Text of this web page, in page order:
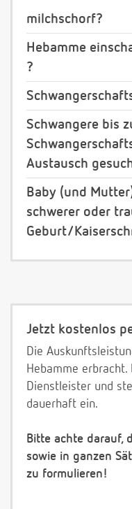
milchschorf?
Hebamme
?
Schwangere bis
Austausch
Baby (und
schwerer oder
Geburt/
Jetzt kostenlos
Die
Hebamme
Dienstleister und
dauerhaft ein.
Bitte achte darauf,
sowie in ganzen
zu formulieren!